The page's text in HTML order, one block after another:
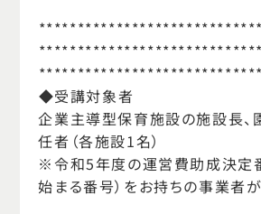
◆受講対象者
企業主導型保育施設の施設長、
任者（各施設1名）
※令和5年度の運営費助成決定
始まる番号）をお持ちの事業者が